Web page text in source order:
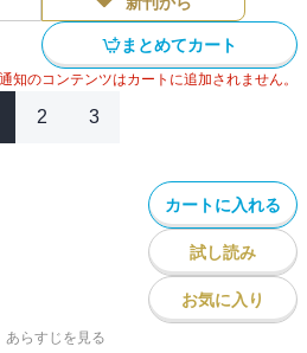
まとめてカート
知のコンテンツはカートに追加されません。
2 3
カートに入れる
試し読み
お気に入り
あらすじを見る